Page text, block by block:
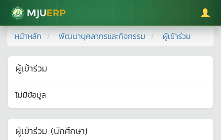
มหาวิทยาลัยแม่โจ้
หน้าหลัก พัฒนาบุคลากรและกิจกรรม ผู้เข้าร่วม
ผู้เข้าร่วม
ไม่มีข้อมูล
ผู้เข้าร่วม (นักศึกษา)